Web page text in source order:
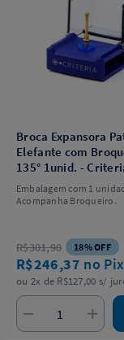
Broca Expansora
Elefante com
135° 1unid. -
Embalagem com 1
Acompanha Broqueiro.
R$301,90 18% OFF
R$246,37 no Pix
ou 2x de R$127,00 s/